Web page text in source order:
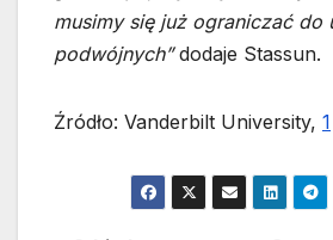
musimy się już ograniczać do
podwójnych”dodaje Stassun.
Źródło: Vanderbilt University, 1